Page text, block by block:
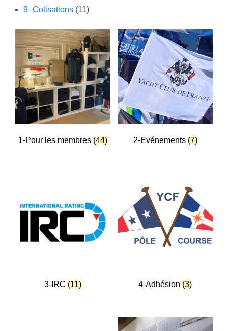
produits
9- Cotisations 1111
1-Pour les membres (44) 2-Evénements (7)
3-IRC (11) 4-Adhésion (3)